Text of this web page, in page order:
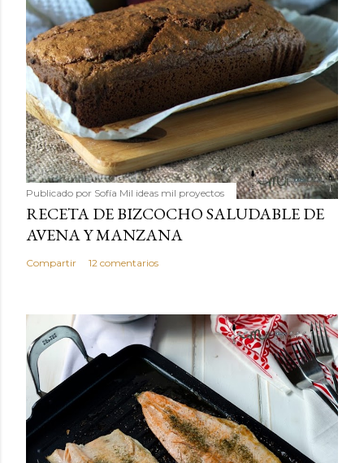
Publicado por Sofía Mil ideas mil proyectos
RECETA DE BIZCOCHO SALUDABLE DE
AVENA Y MANZANA
Compartir 12 comentarios